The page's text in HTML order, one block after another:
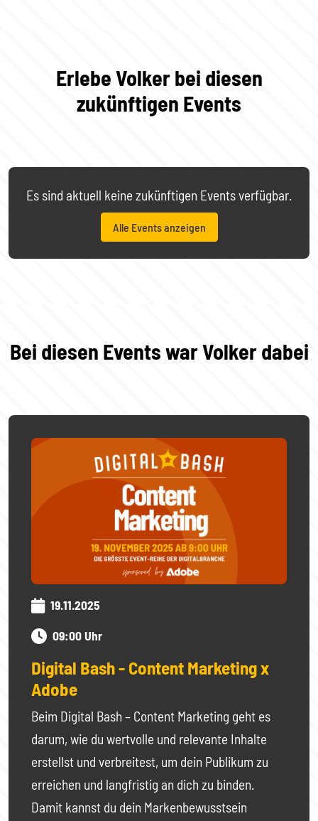
Erlebe Volker bei diesen
zukünftigen Events
Es sind aktuell keine zukünftigen Events verfügbar.
Alle Events anzeigen
Bei diesen Events war Volker dabei
19.11.2025
09:00 Uhr
Digital Bash - Content Marketing x
Adobe
Beim Digital Bash – Content Marketing geht es
darum, wie du wertvolle und relevante Inhalte
erstellst und verbreitest, um dein Publikum zu
erreichen und langfristig an dich zu binden.
Damit kannst du dein Markenbewusstsein